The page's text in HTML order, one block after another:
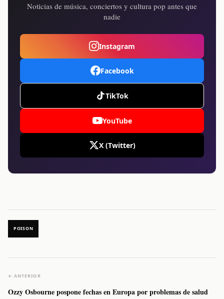
Noticias de música, conciertos y cultura pop antes que
nadie
Instagram
Facebook
TikTok
YouTube
X (Twitter)
POISON
← ANTERIOR
Ozzy Osbourne pospone fechas en Europa por problemas de salud